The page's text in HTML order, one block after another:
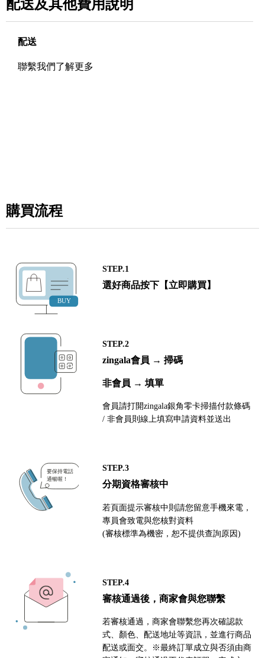
配送及其他費用說明
配送
聯繫我們了解更多
購買流程
STEP.1
選好商品按下【立即購買】
STEP.2
zingala會員 → 掃碼
非會員 → 填單
會員請打開zingala銀角零卡掃描付款條碼
/ 非會員則線上填寫申請資料並送出
STEP.3
分期資格審核中
若頁面提示審核中則請您留意手機來電，
專員會致電與您核對資料
(審核標準為機密，恕不提供查詢原因)
STEP.4
審核通過後，商家會與您聯繫
若審核通過，商家會聯繫您再次確認款
式、顏色、配送地址等資訊，並進行商品
配送或面交。※最終訂單成立與否須由商